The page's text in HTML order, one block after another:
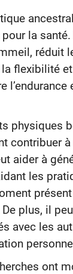
la
réduit
la flexibilité
l’endurance
physiques
contribuer
aider à
les
plus, il
avec les
ont